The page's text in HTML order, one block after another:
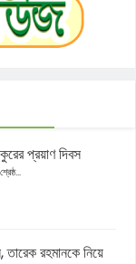
প্রয়াণ দিবস
তারেক রহমানকে নিয়ে